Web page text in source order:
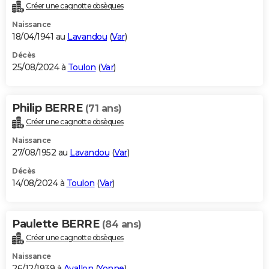
Créer une cagnotte obsèques
Naissance
18/04/1941 au Lavandou (Var)
Décès
25/08/2024 à Toulon (Var)
Philip BERRE (71 ans)
Créer une cagnotte obsèques
Naissance
27/08/1952 au Lavandou (Var)
Décès
14/08/2024 à Toulon (Var)
Paulette BERRE (84 ans)
Créer une cagnotte obsèques
Naissance